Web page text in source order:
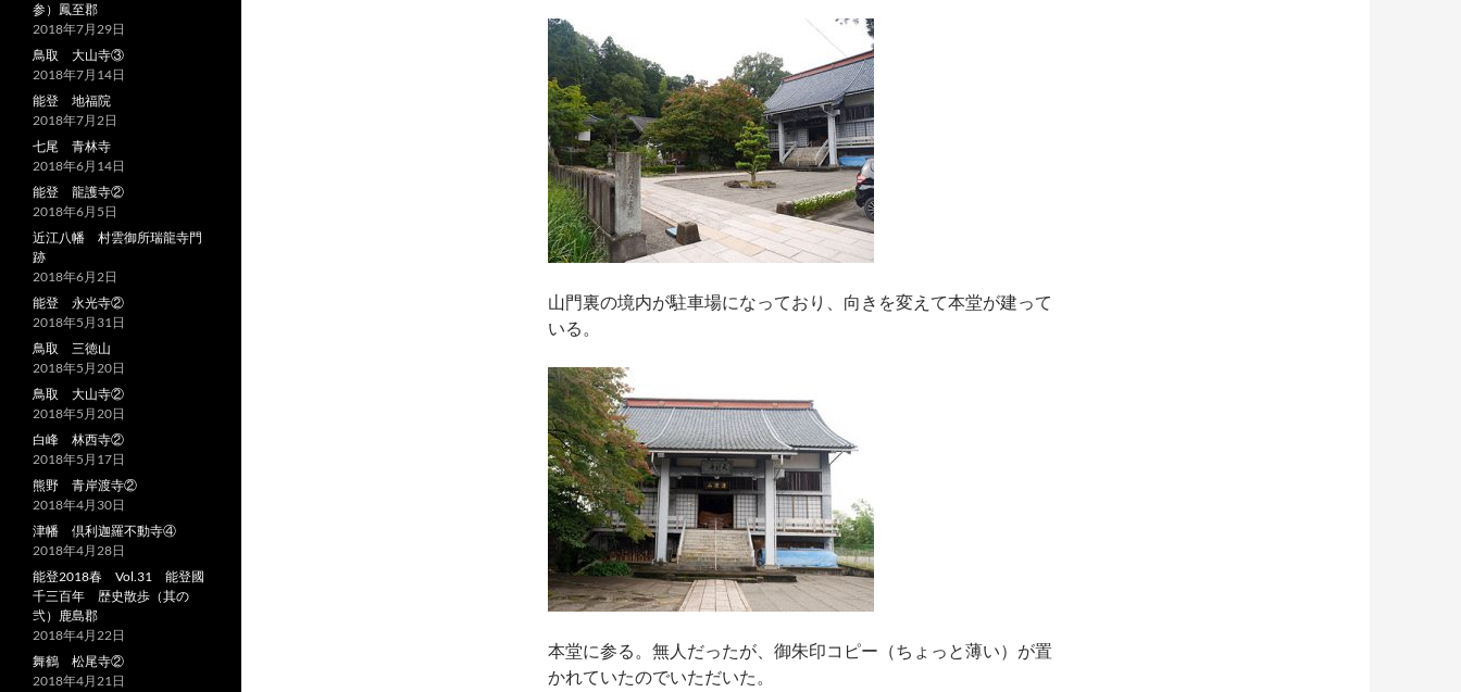
山門裏の境内が駐車場になっており、向きを変えて本堂が建って
いる。
本堂に参る。無人だったが、御朱印コピー（ちょっと薄い）が置
かれていたのでいただいた。
参）鳳至郡
2018年7月29日
鳥取 大山寺③
2018年7月14日
能登 地福院
2018年7月2日
七尾 青林寺
2018年6月14日
能登 龍護寺②
2018年6月5日
近江八幡 村雲御所瑞龍寺門
跡
2018年6月2日
能登 永光寺②
2018年5月31日
鳥取 三徳山
2018年5月20日
鳥取 大山寺②
2018年5月20日
白峰 林西寺②
2018年5月17日
熊野 青岸渡寺②
2018年4月30日
津幡 倶利迦羅不動寺④
2018年4月28日
能登2018春 Vol.31 能登國
千三百年 歴史散歩（其の
弐）鹿島郡
2018年4月22日
舞鶴 松尾寺②
2018年4月21日